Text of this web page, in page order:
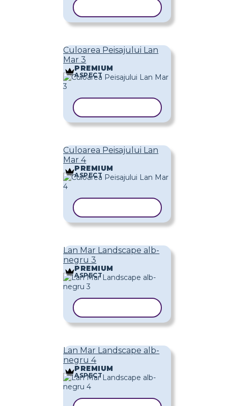
Culoarea Peisajului Lan
Mar 3
PREMIUM
ASPECT
Culoarea Peisajului Lan
Mar 4
PREMIUM
ASPECT
Lan Mar Landscape alb-
negru 3
PREMIUM
ASPECT
Lan Mar Landscape alb-
negru 4
PREMIUM
ASPECT